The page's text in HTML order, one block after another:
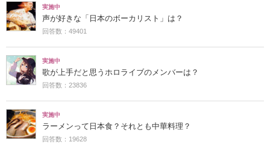
実施中
声が好きな「日本のボーカリスト」は？
回答数：49401
実施中
歌が上手だと思うホロライブのメンバーは？
回答数：23836
実施中
ラーメンって日本食？それとも中華料理？
回答数：19628